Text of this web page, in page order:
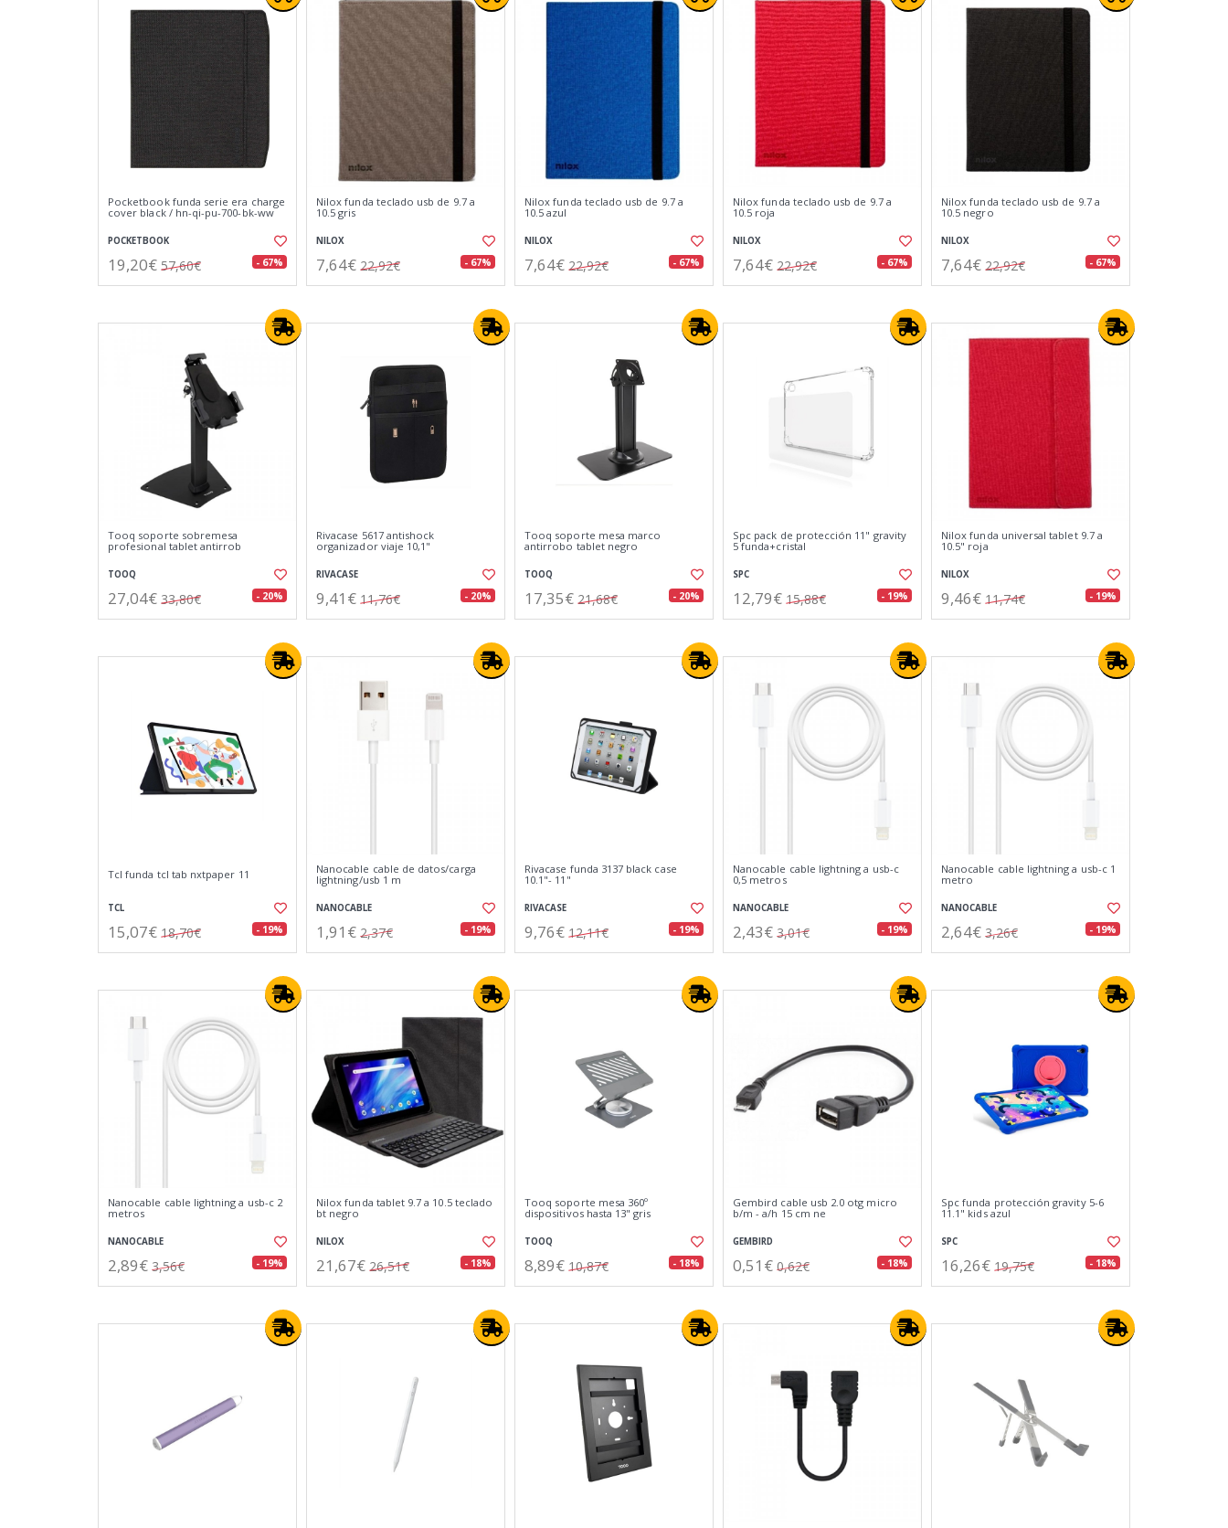
Pocketbook funda serie era charge
cover black / hn-qi-pu-700-bk-ww
POCKETBOOK
19,20€ 57,60€ - 67%
Nilox funda teclado usb de 9.7 a
10.5 gris
NILOX
7,64€ 22,92€ - 67%
Nilox funda teclado usb de 9.7 a
10.5 azul
NILOX
7,64€ 22,92€ - 67%
Nilox funda teclado usb de 9.7 a
10.5 roja
NILOX
7,64€ 22,92€ - 67%
Nilox funda teclado usb de 9.7 a
10.5 negro
NILOX
7,64€ 22,92€ - 67%
Tooq soporte sobremesa
profesional tablet antirrob
TOOQ
27,04€ 33,80€ - 20%
Rivacase 5617 antishock
organizador viaje 10,1"
RIVACASE
9,41€ 11,76€ - 20%
Tooq soporte mesa marco
antirrobo tablet negro
TOOQ
17,35€ 21,68€ - 20%
Spc pack de protección 11" gravity
5 funda+cristal
SPC
12,79€ 15,88€ - 19%
Nilox funda universal tablet 9.7 a
10.5" roja
NILOX
9,46€ 11,74€ - 19%
Tcl funda tcl tab nxtpaper 11
TCL
15,07€ 18,70€ - 19%
Nanocable cable de datos/carga
lightning/usb 1 m
NANOCABLE
1,91€ 2,37€ - 19%
Rivacase funda 3137 black case
10.1"- 11"
RIVACASE
9,76€ 12,11€ - 19%
Nanocable cable lightning a usb-c
0,5 metros
NANOCABLE
2,43€ 3,01€ - 19%
Nanocable cable lightning a usb-c 1
metro
NANOCABLE
2,64€ 3,26€ - 19%
Nanocable cable lightning a usb-c 2
metros
NANOCABLE
2,89€ 3,56€ - 19%
Nilox funda tablet 9.7 a 10.5 teclado
bt negro
NILOX
21,67€ 26,51€ - 18%
Tooq soporte mesa 360º
dispositivos hasta 13" gris
TOOQ
8,89€ 10,87€ - 18%
Gembird cable usb 2.0 otg micro
b/m - a/h 15 cm ne
GEMBIRD
0,51€ 0,62€ - 18%
Spc funda protección gravity 5-6
11.1" kids azul
SPC
16,26€ 19,75€ - 18%